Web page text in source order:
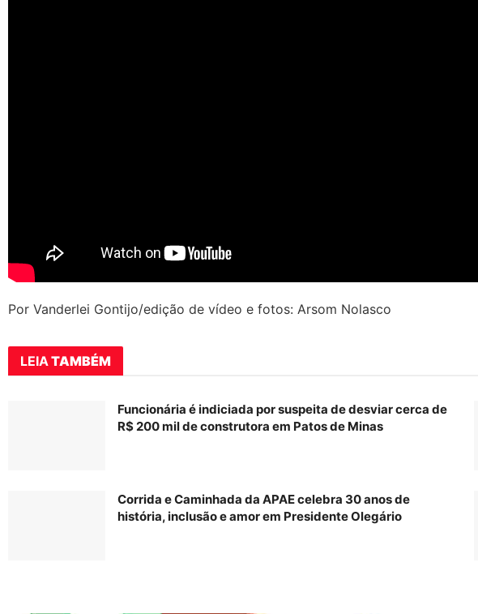
Por Vanderlei Gontijo/edição de vídeo e fotos: Arsom Nolasco
LEIATAMBÉM
Funcionária é indiciada por suspeita de desviar cerca de
R$ 200 mil de construtora em Patos de Minas
Corrida e Caminhada da APAE celebra 30 anos de
história, inclusão e amor em Presidente Olegário